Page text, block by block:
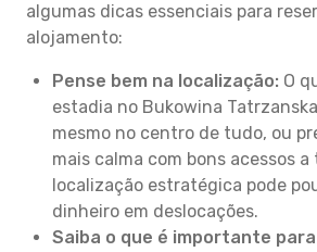
algumas dicas essenciais para
alojamento:
Pense bem na localização: O
estadia no Bukowina
mesmo no centro de tudo, ou
mais calma com bons acessos
localização estratégica pode
dinheiro em deslocações.
Saiba o que é importante para